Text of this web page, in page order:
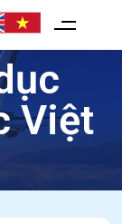
Việt